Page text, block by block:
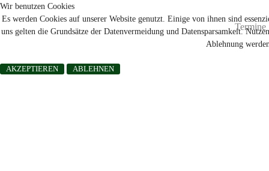
Termine
Wir benutzen Cookies
Es werden Cookies auf unserer Website genutzt. Einige von ihnen sind
uns gelten die Grundsätze der Datenvermeidung und Datensparsamkeit.
Ablehnung
AKZEPTIEREN ABLEHNEN